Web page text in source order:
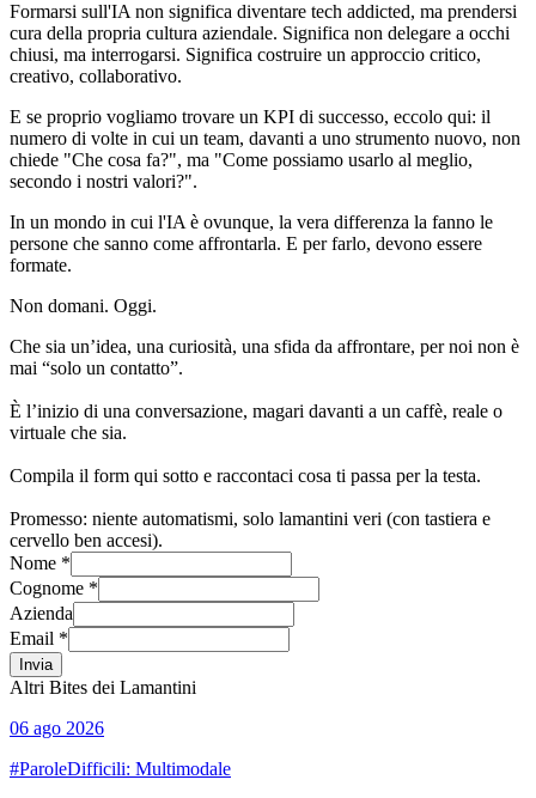
Formarsi sull'IA non significa diventare tech addicted, ma prendersi
cura della propria cultura aziendale. Significa non delegare a occhi
chiusi, ma interrogarsi. Significa costruire un approccio critico,
creativo, collaborativo.
E se proprio vogliamo trovare un KPI di successo, eccolo qui: il
numero di volte in cui un team, davanti a uno strumento nuovo, non
chiede "Che cosa fa?", ma "Come possiamo usarlo al meglio,
secondo i nostri valori?".
In un mondo in cui l'IA è ovunque, la vera differenza la fanno le
persone che sanno come affrontarla. E per farlo, devono essere
formate.
Non domani. Oggi.
Che sia un’idea, una curiosità, una sfida da affrontare, per noi non è
mai “solo un contatto”.
È l’inizio di una conversazione, magari davanti a un caffè, reale o
virtuale che sia.
Compila il form qui sotto e raccontaci cosa ti passa per la testa.
Promesso: niente automatismi, solo lamantini veri (con tastiera e
cervello ben accesi).
Nome *
Cognome *
Azienda
Email *
Invia
Altri Bites dei Lamantini
06 ago 2026
#ParoleDifficili: Multimodale